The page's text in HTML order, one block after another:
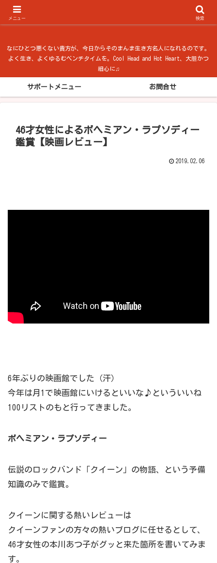
なにひとつ悪くない貴方が、今日からそのまんま生き方名人になれるのです。
よく生き、よくゆるむベンチタイムを。Cool Head and Hot Heart、大胆かつ
細心に♫
サポートメニュー お問合せ
46才女性によるボヘミアン・ラプソディー
鑑賞【映画レビュー】
2019.02.06
6年ぶりの映画館でした（汗）
今年は月1で映画館にいけるといいな♪といういいね
100リストのもと行ってきました。
ボヘミアン・ラプソディー
伝説のロックバンド「クイーン」の物語、という予備
知識のみで鑑賞。
クイーンに関する熱いレビューは
クイーンファンの方々の熱いブログに任せるとして、
46才女性の本川あつ子がグッと来た箇所を書いてみま
す。
メニュー 検索